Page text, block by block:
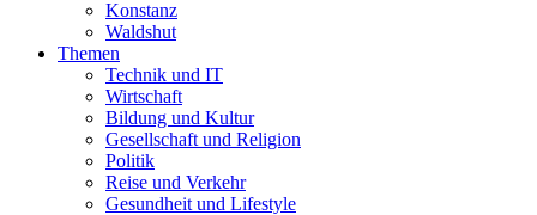
Konstanz
Waldshut
Themen
Technik und IT
Wirtschaft
Bildung und Kultur
Gesellschaft und Religion
Politik
Reise und Verkehr
Gesundheit und Lifestyle